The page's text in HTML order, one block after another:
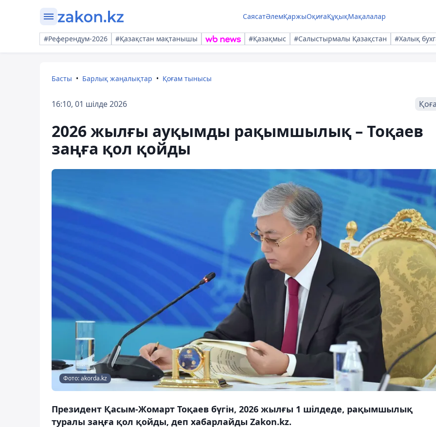
СаясатӘлемҚаржыОқиғаҚұқықМақалалар
#Референдум-2026 #Қазақстан мақтанышы #Қазақмыс #Салыстырмалы Қазақстан #Халық
Басты Барлық жаңалықтар Қоғам тынысы
16:10, 01 шілде 2026
2026 жылғы ауқымды рақымшылық – Тоқаев
заңға қол қойды
Фото: akorda.kz
Президент Қасым-Жомарт Тоқаев бүгін, 2026 жылғы 1 шілдеде, рақымшылық
туралы заңға қол қойды, деп хабарлайды Zakon.kz.